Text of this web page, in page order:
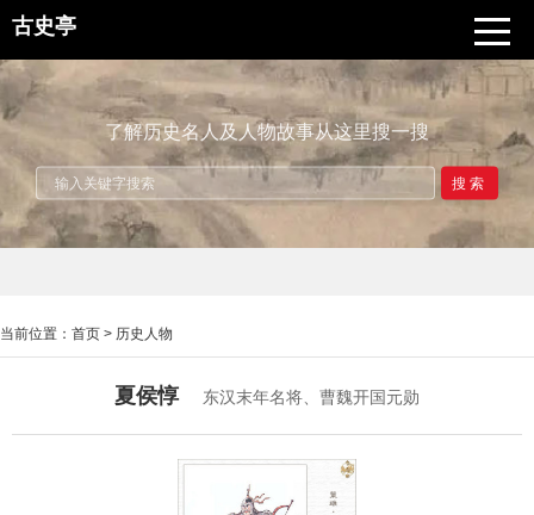
古史亭
了解历史名人及人物故事从这里搜一搜
搜索
当前位置： 首页 > 历史人物
夏侯惇 东汉末年名将、曹魏开国元勋